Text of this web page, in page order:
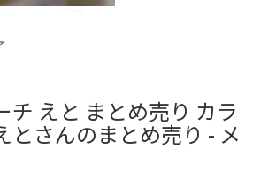
チ えと まとめ売り カラ
とさんのまとめ売り - メ